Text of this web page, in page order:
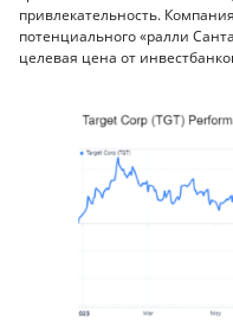
привлекательность.
потенциального «ралли
целевая цена от